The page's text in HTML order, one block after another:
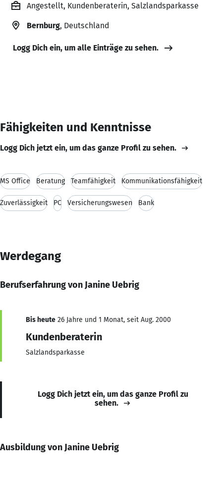
Angestellt, Kundenberaterin, Salzlandsparkasse
Bernburg, Deutschland
Logg Dich ein, um alle Einträge zu sehen.
Fähigkeiten und Kenntnisse
Logg Dich jetzt ein, um das ganze Profil zu sehen.
MS Office Beratung Teamfähigkeit Kommunikationsfähigkeit
Zuverlässigkeit PC Versicherungswesen Bank
Werdegang
Berufserfahrung von Janine Uebrig
Bis heute 26 Jahre und 1 Monat, seit Aug. 2000
Kundenberaterin
Salzlandsparkasse
Logg Dich jetzt ein, um das ganze Profil zu
sehen.
Ausbildung von Janine Uebrig